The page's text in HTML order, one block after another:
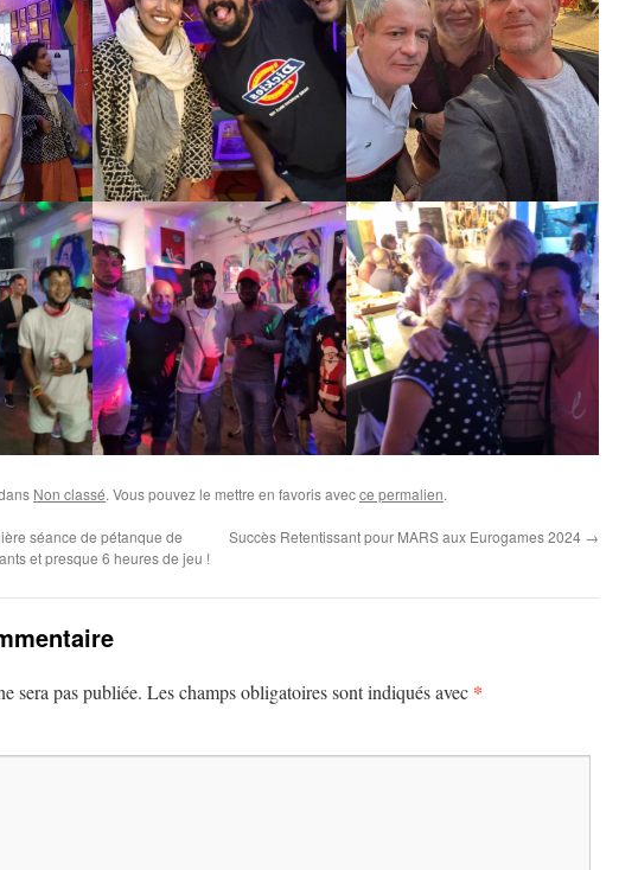
Non classé. Vous pouvez le mettre en favoris avecce permalien.
séance de pétanque de
et presque 6 heures de jeu !
Succès Retentissant pour MARS aux Eurogames 2024 →
sera pas publiée. Les champs obligatoires sont indiqués avec *